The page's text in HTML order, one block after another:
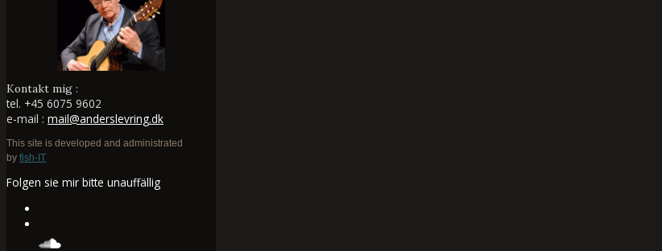
Kontakt mig :
tel. +45 6075 9602
e-mail : mail@anderslevring.dk
This site is developed and administrated
by fish-IT
Folgen sie mir bitte unauffällig